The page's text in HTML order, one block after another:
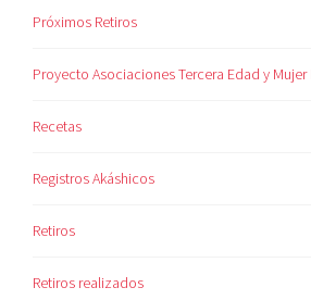
Próximos Retiros
Proyecto Asociaciones Tercera Edad y Mujer
Recetas
Registros Akáshicos
Retiros
Retiros realizados